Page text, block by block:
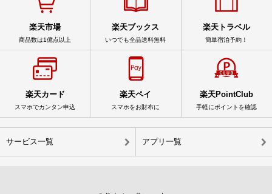
楽天市場
商品数は1億点以上
楽天ブックス
いつでも全品送料無料
楽天トラベル
簡単宿泊予約！
楽天カード
スマホでカンタン申込
楽天ペイ
スマホをお財布に
楽天PointClub
手軽にポイントを確認
サービス一覧 アプリ一覧